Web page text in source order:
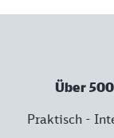
Über
Praktisch -